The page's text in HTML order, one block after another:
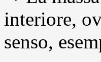
interiore,
senso,